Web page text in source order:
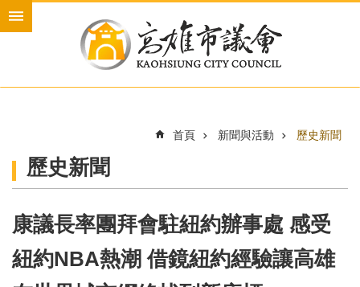
跳到主要內容區塊
介
本
會
議
首頁 新聞與活動 歷史新聞
歷史新聞
康議長率團拜會駐紐約辦事處 感受
紐約NBA熱潮 借鏡紐約經驗讓高雄